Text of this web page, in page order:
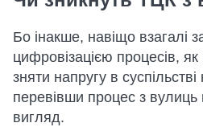
Бо інакше, навіщо взагалі
цифровізацією процесів,
зняти напругу в суспільстві
перевівши процес з вулиць
вигляд.